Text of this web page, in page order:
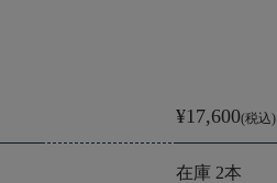
¥17,600(税込)
在庫 2本